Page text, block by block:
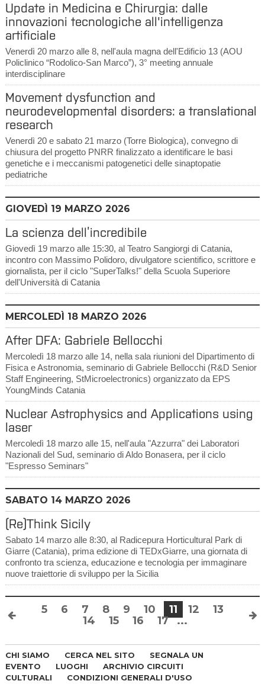
Update in Medicina e Chirurgia: dalle
innovazioni tecnologiche all'intelligenza
artificiale
Venerdì 20 marzo alle 8, nell'aula magna dell'Edificio 13 (AOU
Policlinico “Rodolico-San Marco”), 3° meeting annuale
interdisciplinare
Movement dysfunction and
neurodevelopmental disorders: a translational
research
Venerdì 20 e sabato 21 marzo (Torre Biologica), convegno di
chiusura del progetto PNRR finalizzato a identificare le basi
genetiche e i meccanismi patogenetici delle sinaptopatie
pediatriche
GIOVEDÌ 19 MARZO 2026
La scienza dell’incredibile
Giovedì 19 marzo alle 15:30, al Teatro Sangiorgi di Catania,
incontro con Massimo Polidoro, divulgatore scientifico, scrittore e
giornalista, per il ciclo "SuperTalks!" della Scuola Superiore
dell'Università di Catania
MERCOLEDÌ 18MARZO 2026
After DFA: Gabriele Bellocchi
Mercoledì 18 marzo alle 14, nella sala riunioni del Dipartimento di
Fisica e Astronomia, seminario di Gabriele Bellocchi (R&D Senior
Staff Engineering, StMicroelectronics) organizzato da EPS
YoungMinds Catania
Nuclear Astrophysics and Applications using
laser
Mercoledì 18 marzo alle 15, nell'aula "Azzurra" dei Laboratori
Nazionali del Sud, seminario di Aldo Bonasera, per il ciclo
"Espresso Seminars"
SABATO 14MARZO 2026
(Re)Think Sicily
Sabato 14 marzo alle 8:30, al Radicepura Horticultural Park di
Giarre (Catania), prima edizione di TEDxGiarre, una giornata di
confronto tra scienza, educazione e tecnologia per immaginare
nuove traiettorie di sviluppo per la Sicilia
5 6 7 8 9 10 11 12
13
14
15 16 17 ...
CHI SIAMO CERCA NEL SITO
SEGNALA UN
EVENTO
LUOGHI
ARCHIVIO CIRCUITI
CULTURALI
CONDIZIONI GENERALI D'USO